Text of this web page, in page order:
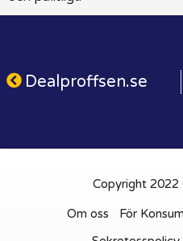
Dealproffsen.se
Copyright
Om oss För